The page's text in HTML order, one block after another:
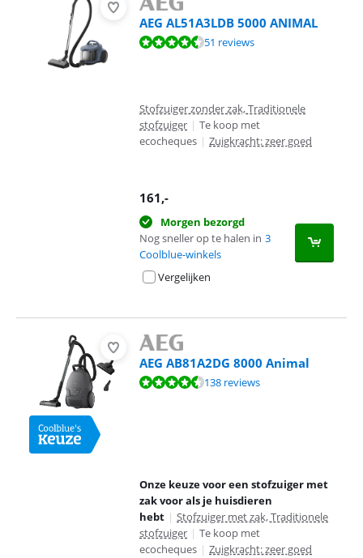
AEG AL51A3LDB 5000 ANIMAL
Beoordeling is 8,6 van de 10, gebaseerd op 51 reviews.
51 reviews
Stofzuiger zonder zak, Traditionele
stofzuiger | Te koop met
ecocheques | Zuigkracht: zeer goed
161,-
Morgen bezorgd
Nog sneller op te halen in 3
Coolblue-winkels
Vergelijken
AEG AB81A2DG 8000 Animal
Beoordeling is 8,9 van de 10, gebaseerd op 138 reviews.
138 reviews
Onze keuze voor een stofzuiger met
zak voor als je huisdieren
hebt | Stofzuiger met zak, Traditionele
stofzuiger | Te koop met
ecocheques | Zuigkracht: zeer goed